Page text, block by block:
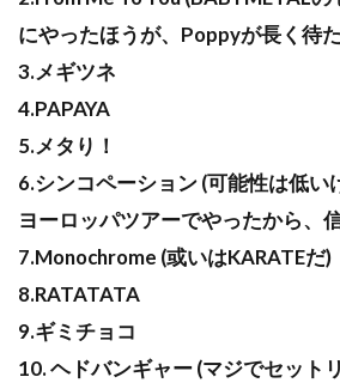
にやったほうが、Poppyが長く待
3.メギツネ
4.PAPAYA
5.メタり！
6.シンコペーション (可能性は低い
ヨーロッパツアーでやったから、
7.Monochrome (或いはKARATEだ)
8.RATATATA
9.ギミチョコ
10. ヘドバンギャー (マジでセット